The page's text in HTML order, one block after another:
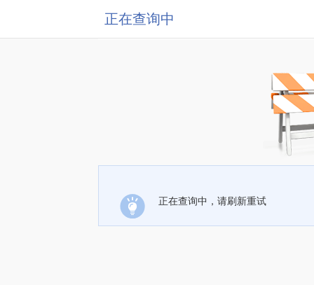
正在查询中
正在查询中，请刷新重试